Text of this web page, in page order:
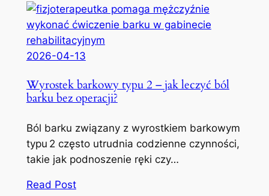
2026-04-13
Wyrostek barkowy typu 2 – jak leczyć ból
barku bez operacji?
Ból barku związany z wyrostkiem barkowym
typu 2 często utrudnia codzienne czynności,
takie jak podnoszenie ręki czy…
Read Post